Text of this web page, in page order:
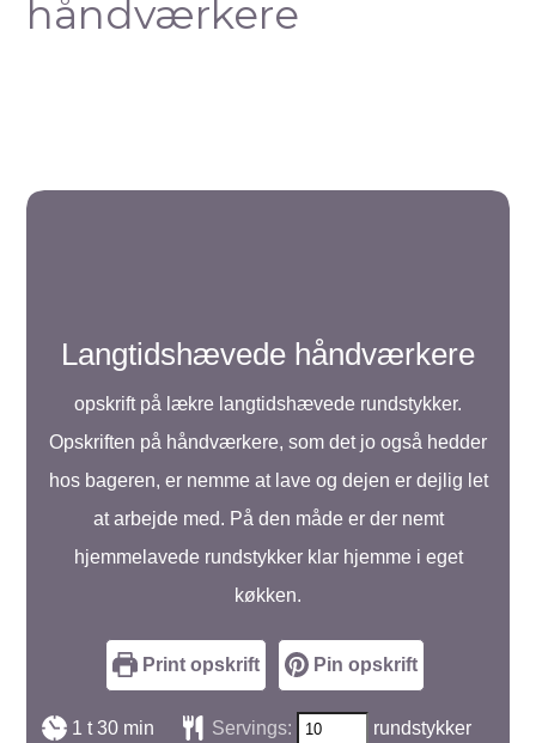
håndværkere
Langtidshævede håndværkere
opskrift på lækre langtidshævede rundstykker.
Opskriften på håndværkere, som det jo også hedder
hos bageren, er nemme at lave og dejen er dejlig let
at arbejde med. På den måde er der nemt
hjemmelavede rundstykker klar hjemme i eget
køkken.
Print opskrift Pin opskrift
1 time
t 30minutter
min Servings: rundstykker